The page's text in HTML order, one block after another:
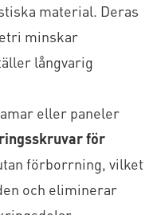
material. Deras
minskar
långvarig
eller paneler
för
förborrning, vilket
och eliminerar